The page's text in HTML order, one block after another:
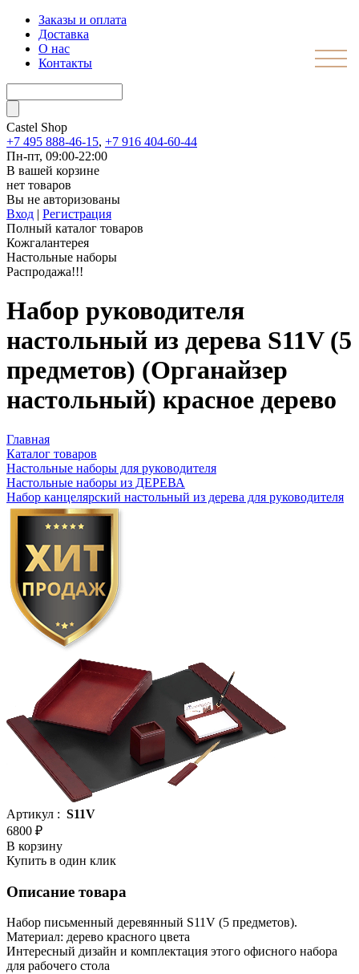
Заказы и оплата
Доставка
О нас
Контакты
Castel Shop
+7 495 888-46-15, +7 916 404-60-44
Пн-пт, 09:00-22:00
В вашей корзине
нет товаров
Вы не авторизованы
Вход | Регистрация
Полный каталог товаров
Кожгалантерея
Настольные наборы
Распродажа!!!
Набор руководителя
настольный из дерева S11V (5
предметов) (Органайзер
настольный) красное дерево
Главная
Каталог товаров
Настольные наборы для руководителя
Настольные наборы из ДЕРЕВА
Набор канцелярский настольный из дерева для руководителя
Артикул : S11V
6800 ₽
В корзину
Купить в один клик
Описание товара
Набор письменный деревянный S11V (5 предметов).
Материал: дерево красного цвета
Интересный дизайн и комплектация этого офисного набора
для рабочего стола